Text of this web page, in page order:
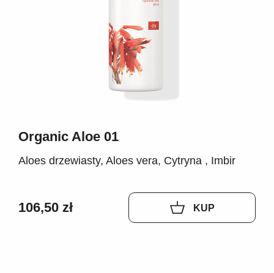
Organic Aloe 01
Aloes drzewiasty, Aloes vera, Cytryna , Imbir
106,50 zł KUP